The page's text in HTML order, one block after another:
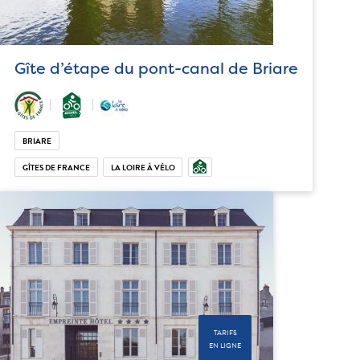
Gîte d’étape du pont-canal de Briare
BRIARE
GÎTES DE FRANCE LA LOIRE À VÉLO
TARIFS
EN LIGNE